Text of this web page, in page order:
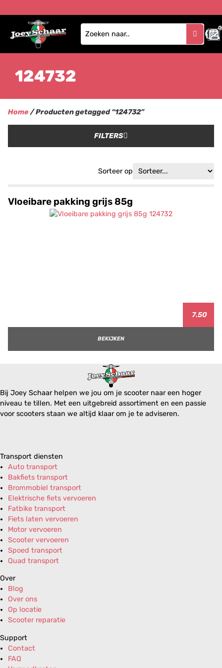
0
0
124732
Home/ Producten getagged “124732”
FILTERS
Sorteer op
Vloeibare pakking grijs 85g
7.50
BEKIJKEN
Bij Joey Schaar helpen we jou om je scooter naar een hoger
niveau te tillen. Met een uitgebreid assortiment en een passie
voor scooters staan we altijd klaar om je te adviseren.
Transport diensten
Auto transport
Bakfiets transport
Brommobiel transport
Elektrische fiets vervoeren
Fatbike transport
Fiets laten vervoeren
Motor vervoeren
Scooter vervoeren
Spoed transport
Quad transport
Over
Blog
Over ons
Op locatie
Scooter reparatie
Support
Contact
FAQ